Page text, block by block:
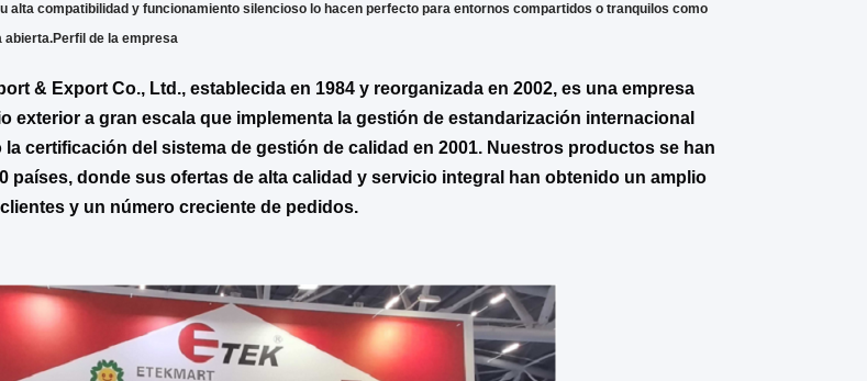
alta compatibilidad y funcionamiento silencioso lo hacen perfecto para entornos compartidos o tranquilos como
abierta.Perfil de la empresa
& Export Co., Ltd., establecida en 1984 y reorganizada en 2002, es una empresa
exterior a gran escala que implementa la gestión de estandarización internacional
la certificación del sistema de gestión de calidad en 2001. Nuestros productos se han
países, donde sus ofertas de alta calidad y servicio integral han obtenido un amplio
y un número creciente de pedidos.